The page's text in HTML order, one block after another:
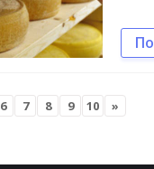
6 7 8 9 10 »